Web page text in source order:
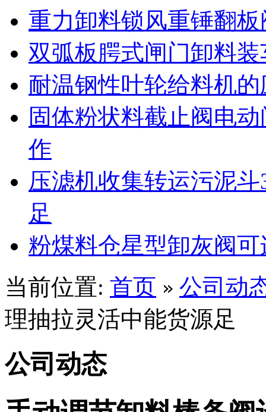
重力卸料锁风重锤翻
双弧板腭式闸门卸料
耐温钢性叶轮给料机
固体粉状料截止阀电
作
压滤机收集转运污泥
足
粉煤料仓星型卸灰阀
当前位置: 首页 » 公司动
理抽拉灵活中能货源足
公司动态